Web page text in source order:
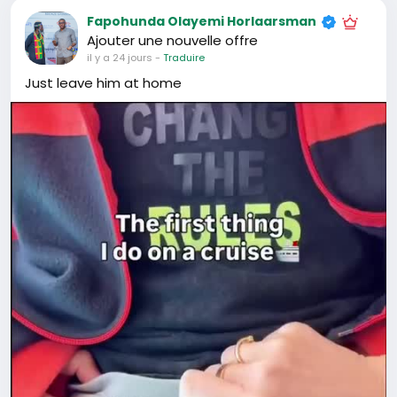
Fapohunda Olayemi Horlaarsman
Ajouter une nouvelle offre
il y a 24 jours - Traduire
Just leave him at home